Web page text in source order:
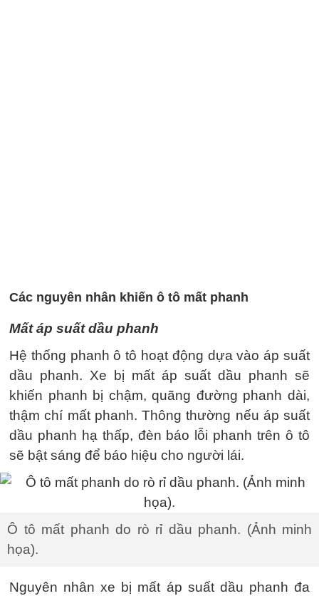
Các nguyên nhân khiến ô tô mất phanh
Mất áp suất dầu phanh
Hệ thống phanh ô tô hoạt động dựa vào áp suất
dầu phanh. Xe bị mất áp suất dầu phanh sẽ
khiến phanh bị chậm, quãng đường phanh dài,
thậm chí mất phanh. Thông thường nếu áp suất
dầu phanh hạ thấp, đèn báo lỗi phanh trên ô tô
sẽ bật sáng để báo hiệu cho người lái.
Ô tô mất phanh do rò rỉ dầu phanh. (Ảnh minh
họa).
Nguyên nhân xe bị mất áp suất dầu phanh đa